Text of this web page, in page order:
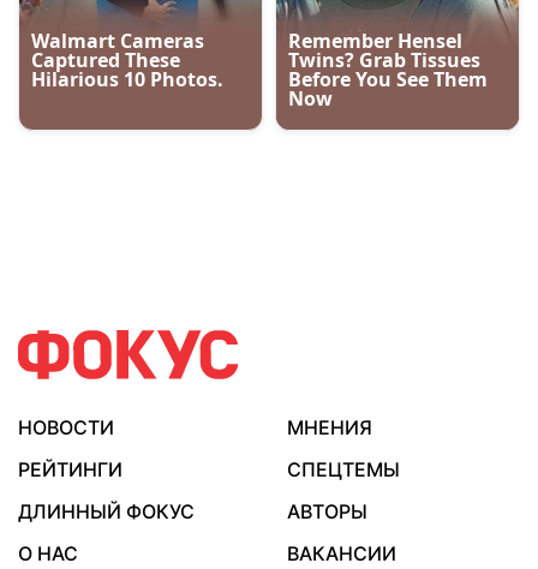
НОВОСТИ
МНЕНИЯ
РЕЙТИНГИ
СПЕЦТЕМЫ
ДЛИННЫЙ ФОКУС
АВТОРЫ
О НАС
ВАКАНСИИ